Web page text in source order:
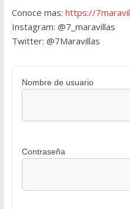
Conoce mas: https://
Instagram: @7_maravillas
Twitter: @7Maravillas
Nombre de usuario
Contraseña